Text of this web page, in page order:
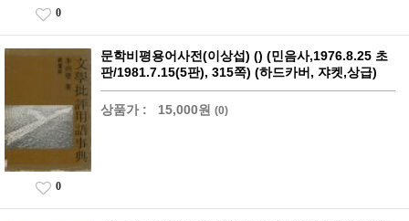
0
문학비평용어사전(이상섭) () (민음사,1976.8.25 초
판/1981.7.15(5판), 315쪽) (하드카버, 쟈켓,상급)
상품가 : 15,000원 (0)
0